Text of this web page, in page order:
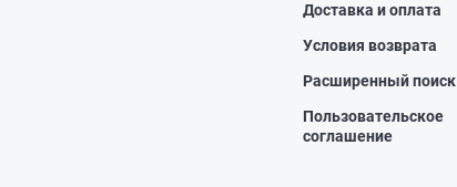
Доставка и оплата
Условия возврата
Расширенный поиск
Пользовательское
соглашение